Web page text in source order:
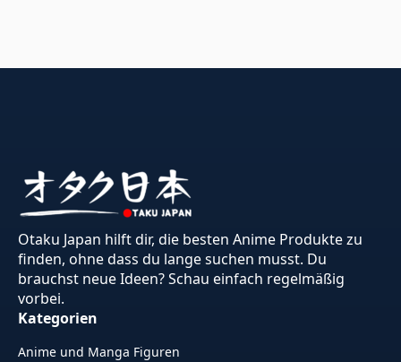
Otaku Japan hilft dir, die besten Anime Produkte zu
finden, ohne dass du lange suchen musst. Du
brauchst neue Ideen? Schau einfach regelmäßig
vorbei.
Kategorien
Anime und Manga Figuren